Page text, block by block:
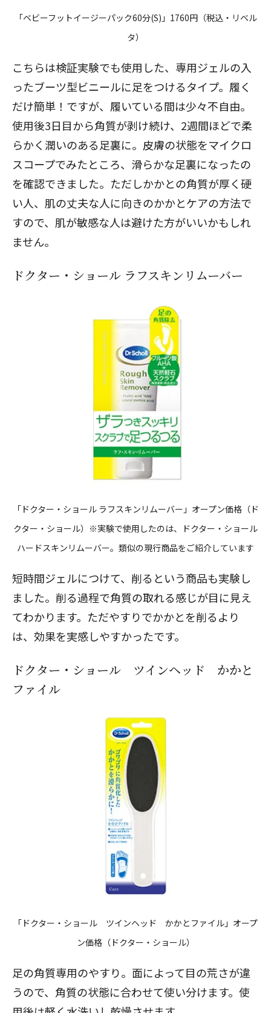
「ベビーフットイージーパック60分(S)」1760円（税込・リベル
タ）
こちらは検証実験でも使用した、専用ジェルの入
ったブーツ型ビニールに足をつけるタイプ。履く
だけ簡単！ですが、履いている間は少々不自由。
使用後3日目から角質が剥け続け、2週間ほどで柔
らかく潤いのある足裏に。皮膚の状態をマイクロ
スコープでみたところ、滑らかな足裏になったの
を確認できました。ただしかかとの角質が厚く硬
い人、肌の丈夫な人に向きのかかとケアの方法で
すので、肌が敏感な人は避けた方がいいかもしれ
ません。
ドクター・ショール ラフスキンリムーバー
「ドクター・ショール ラフスキンリムーバー」オープン価格（ド
クター・ショール）※実験で使用したのは、ドクター・ショール
ハードスキンリムーバー。類似の現行商品をご紹介しています
短時間ジェルにつけて、削るという商品も実験し
ました。削る過程で角質の取れる感じが目に見え
てわかります。ただやすりでかかとを削るより
は、効果を実感しやすかったです。
ドクター・ショール ツインヘッド かかと
ファイル
「ドクター・ショール ツインヘッド かかとファイル」オープ
ン価格（ドクター・ショール）
足の角質専用のやすり。面によって目の荒さが違
うので、角質の状態に合わせて使い分けます。使